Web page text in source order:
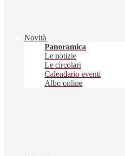
Novità
Panoramica
Le notizie
Le circolari
Calendario eventi
Albo online